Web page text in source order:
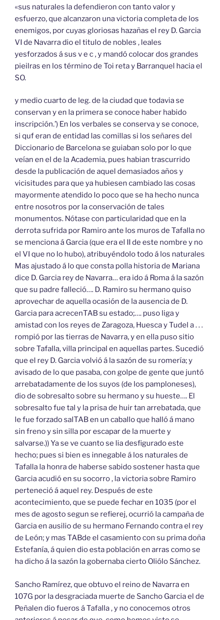
«sus naturales la defendieron con tanto valor y
esfuerzo, que alcanzaron una victoria completa de los
enemigos, por cuyas gloriosas hazañas el rey D. Garcia
VI de Navarra dio el titulo de nobles , leales
yesforzados á sus v e c , y mandó colocar dos grandes
pieilras en los término de Toi reta y Barranquel hacia el
SO.
y medio cuarto de leg. de la ciudad que todavia se
conservan y en la primera se conoce haber habido
inscripción.’) En los verbales se conserva y se conoce,
si quf eran de entidad las comillas si los señares del
Diccionario de Barcelona se guiaban solo por lo que
veían en el de la Academia, pues habian trascurrido
desde la publicación de aquel demasiados años y
vicisitudes para que ya hubiesen cambiado las cosas
mayormente atendido lo poco que se ha hecho nunca
entre nosotros por la conservación de tales
monumentos. Nótase con particularidad que en la
derrota sufrida por Ramiro ante los muros de Tafalla no
se menciona á Garcia (que era el II de este nombre y no
el VI que no lo hubo), atribuyéndolo todo á los naturales
Mas ajustado á lo que consta polla historia de Mariana
dice D. Garcia rey de Navarra… era ido á Roma á la sazón
que su padre falleció…. D. Ramiro su hermano quiso
aprovechar de aquella ocasión de la ausencia de D.
Garcia para acrecenTAB su estado;…. puso liga y
amistad con los reyes de Zaragoza, Huesca y Tudel a . . .
rompió por las tierras de Navarra, y en ella puso sitio
sobre Tafalla, villa principal en aquellas partes. Sucedió
que el rey D. Garcia volvió á la sazón de su romería; y
avisado de lo que pasaba, con golpe de gente que juntó
arrebatadamente de los suyos (de los pamploneses),
dio de sobresalto sobre su hermano y su hueste…. El
sobresalto fue tal y la prisa de huir tan arrebatada, que
le fue forzado salTAB en un caballo que halló á mano
sin freno y sin silla por escapar de la muerte y
salvarse.)) Ya se ve cuanto se lia desfigurado este
hecho; pues si bien es innegable á los naturales de
Tafalla la honra de haberse sabido sostener hasta que
Garcia acudió en su socorro , la victoria sobre Ramiro
perteneció á aquel rey. Después de este
acontecimiento, que se puede fechar en 1035 (por el
mes de agosto segun se refierej, ocurrió la campaña de
Garcia en ausilio de su hermano Fernando contra el rey
de León; y mas TABde el casamiento con su prima doña
Estefanía, á quien dio esta población en arras como se
ha dicho á la sazón la gobernaba cierto Oliólo Sánchez.
Sancho Ramírez, que obtuvo el reino de Navarra en
107G por la desgraciada muerte de Sancho Garcia el de
Peñalen dio fueros á Tafalla , y no conocemos otros